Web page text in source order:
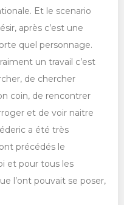
Et le scenario
après c’est une
quel personnage.
un travail c’est
de chercher
coin, de rencontrer
et de voir naitre
a été très
précédés le
et pour tous les
l’ont pouvait se poser,